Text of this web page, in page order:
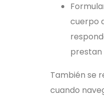
cuerpo
prestan
También se
cuando